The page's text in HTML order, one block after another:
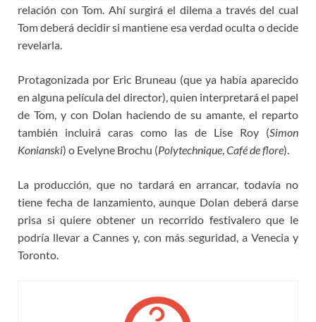
relación con Tom. Ahí surgirá el dilema a través del cual
Tom deberá decidir si mantiene esa verdad oculta o decide
revelarla.
Protagonizada por Eric Bruneau (que ya había aparecido
en alguna película del director), quien interpretará el papel
de Tom, y con Dolan haciendo de su amante, el reparto
también incluirá caras como las de Lise Roy (Simon
Konianski) o Evelyne Brochu (Polytechnique,Café de flore).
La producción, que no tardará en arrancar, todavía no
tiene fecha de lanzamiento, aunque Dolan deberá darse
prisa si quiere obtener un recorrido festivalero que le
podría llevar a Cannes y, con más seguridad, a Venecia y
Toronto.